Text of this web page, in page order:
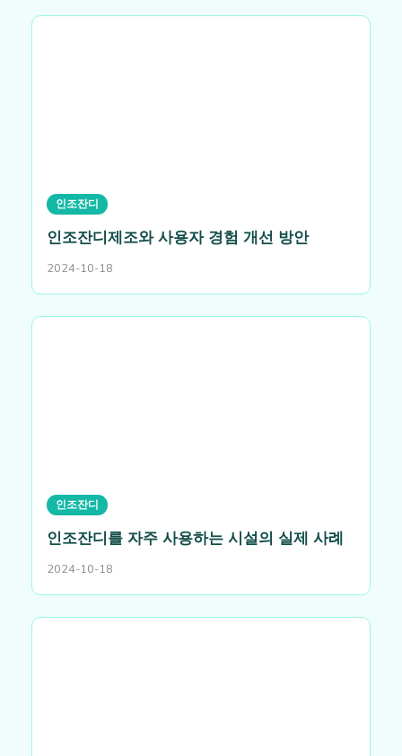
인조잔디
인조잔디제조와 사용자 경험 개선 방안
2024-10-18
인조잔디
인조잔디를 자주 사용하는 시설의 실제 사례
2024-10-18